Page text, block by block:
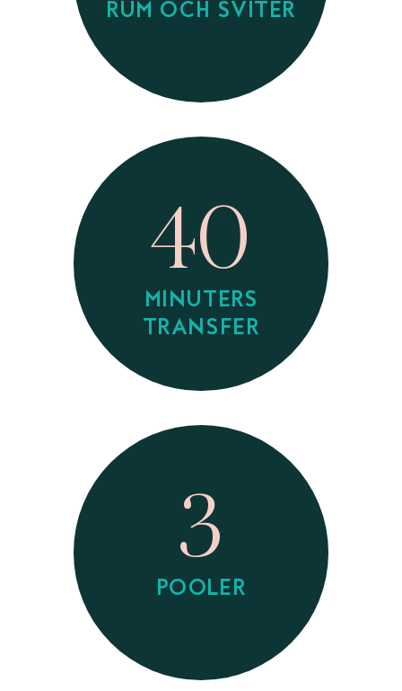
RUM OCH SVITER
40
MINUTERS
TRANSFER
3
POOLER